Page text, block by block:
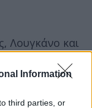
Information
third parties, or
Λουγκάνο και